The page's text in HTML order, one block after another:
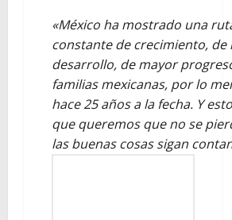
«México ha mostrado una
constante de crecimiento, de
desarrollo, de mayor
familias mexicanas, por lo
hace 25 años a la fecha. Y esto
que queremos que no se
las buenas cosas sigan